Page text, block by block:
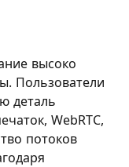
высоко
Пользователи
деталь
WebRTC,
потоков